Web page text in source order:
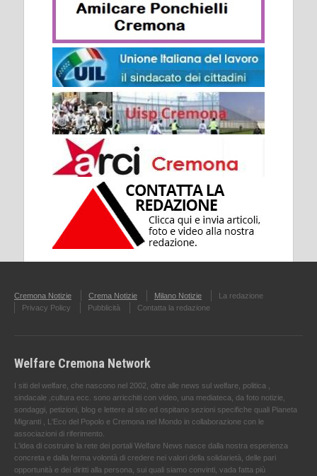
Cremona Notizie Crema Notizie Milano Notizie
La redazione
Privacy Policy
Pubblicità Contatta la redazione
Welfare Cremona Network
I siti del welfare, che nascono nel 2002, oltre alle news sul welfare, politica ,
sindacale ,cultura ecc. sono arricchiti con video, una mediateca, da foto notizie,
sondaggi, petizioni, blog e lettere al sito ed ospitano sezioni specifiche quali Pianeta
Migranti , L'Eco del Popolo e Cremona nel Mondo in collaborazione con le
associazioni di riferimento.
L'idea di costruire la rete dei portali Welfare News nasce dalla nostra esperienza
concreta e dalla ferma volontà di credere nei valori della solidarietà, delle pari
opportunità e dei diritti alla persona, sui quali siamo convinti, vada fatta più